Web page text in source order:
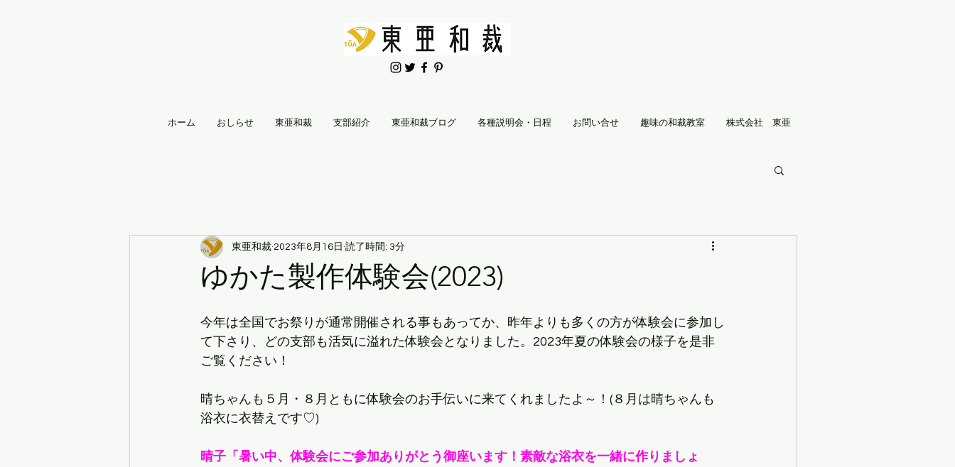
ホーム おしらせ 東亜和裁 支部紹介 東亜和裁ブログ 各種説明会・日程 お問い合せ 趣味の和裁教室 株式会社 東亜
ゆかた製作体験会(2023)
東亜和裁 2023年8月16日 読了時間: 3分
今年は全国でお祭りが通常開催される事もあってか、昨年よりも多くの方が体験会に参加し
て下さり、どの支部も活気に溢れた体験会となりました。2023年夏の体験会の様子を是非
ご覧ください！
晴ちゃんも５月・８月ともに体験会のお手伝いに来てくれましたよ～！(８月は晴ちゃんも
浴衣に衣替えです♡)
晴子「暑い中、体験会にご参加ありがとう御座います！素敵な浴衣を一緒に作りましょ